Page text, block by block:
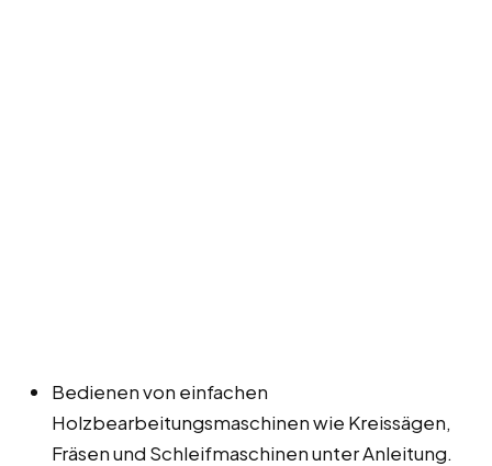
Bedienen von einfachen
Holzbearbeitungsmaschinen wie Kreissägen,
Fräsen und Schleifmaschinen unter Anleitung.